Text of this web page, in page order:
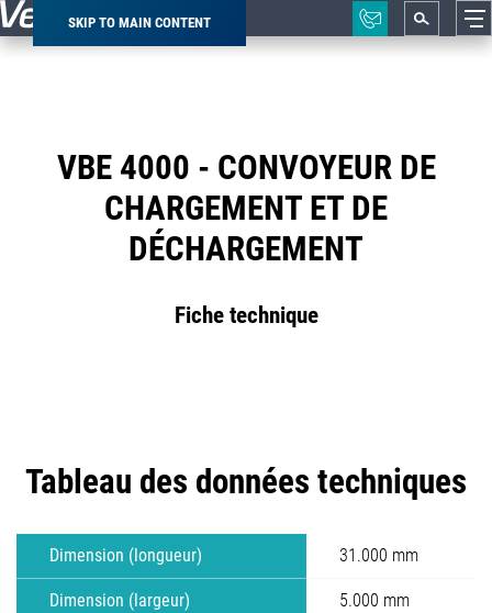
SKIP TO MAIN CONTENT
Breadcrumb
VBE 4000 - CONVOYEUR DE
CHARGEMENT ET DE
DÉCHARGEMENT
Fiche technique
Tableau des données techniques
Dimension (longueur) 31.000 mm
Dimension (largeur) 5.000 mm